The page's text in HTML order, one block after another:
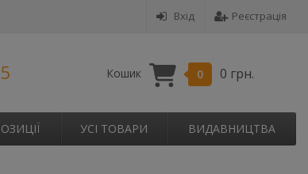
Вхід Реєстрація
Кошик 0 0 грн.
УСІ ТОВАРИ ВИДАВНИЦТВА